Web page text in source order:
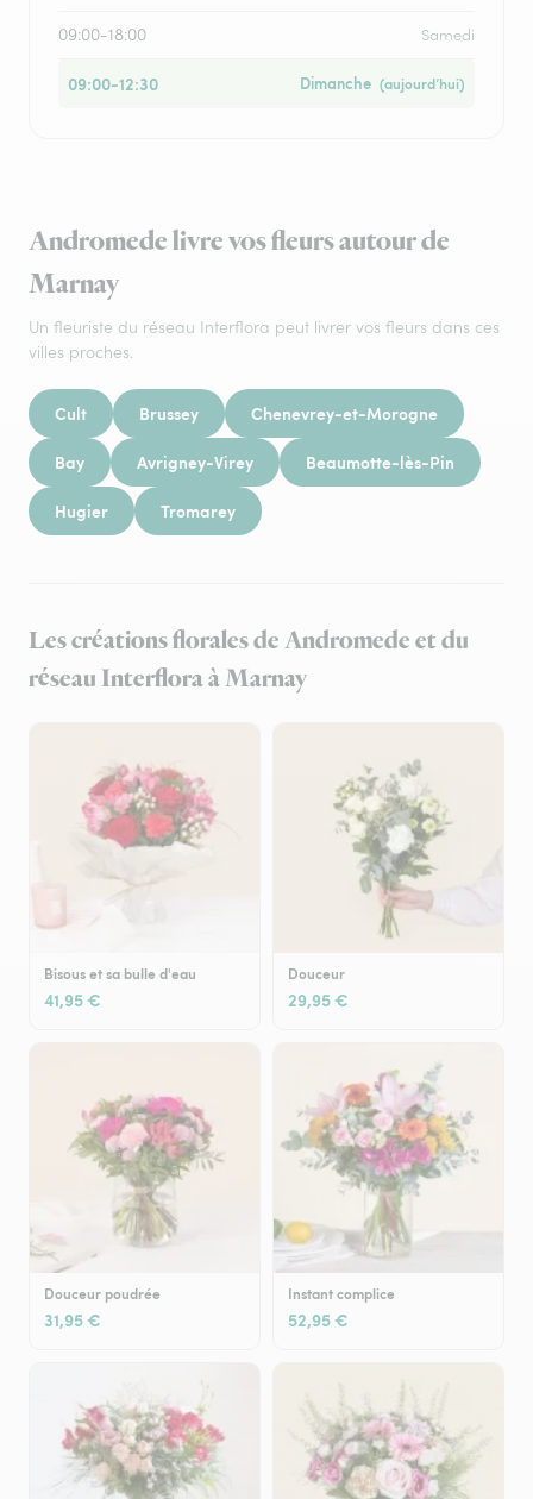
09:00-18:00 Samedi
09:00-12:30 Dimanche (aujourd’hui)
Andromede livre vos fleurs autour de
Marnay
Un fleuriste du réseau Interflora peut livrer vos fleurs dans ces
villes proches.
Cult Brussey Chenevrey-et-Morogne
Bay Avrigney-Virey Beaumotte-lès-Pin
Hugier Tromarey
Les créations florales de Andromede et du
réseau Interflora à Marnay
Bisous et sa bulle d'eau
41,95 €
Douceur
29,95 €
Douceur poudrée
31,95 €
Instant complice
52,95 €